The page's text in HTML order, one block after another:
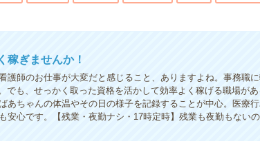
稼ぎませんか！
護師のお仕事が大変だと感じること、ありますよね。事務職に
も、せっかく取った資格を活かして効率よく稼げる職場があ
あちゃんの体温やその日の様子を記録することが中心。医療
安心です。【残業・夜勤ナシ・17時定時】残業も夜勤もない